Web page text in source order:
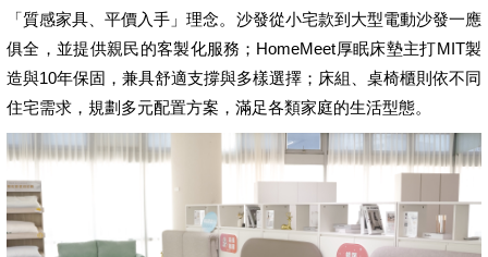
「質感家具、平價入手」理念。沙發從小宅款到大型電動沙發一應
俱全，並提供親民的客製化服務；HomeMeet厚眠床墊主打MIT製
造與10年保固，兼具舒適支撐與多樣選擇；床組、桌椅櫃則依不同
住宅需求，規劃多元配置方案，滿足各類家庭的生活型態。